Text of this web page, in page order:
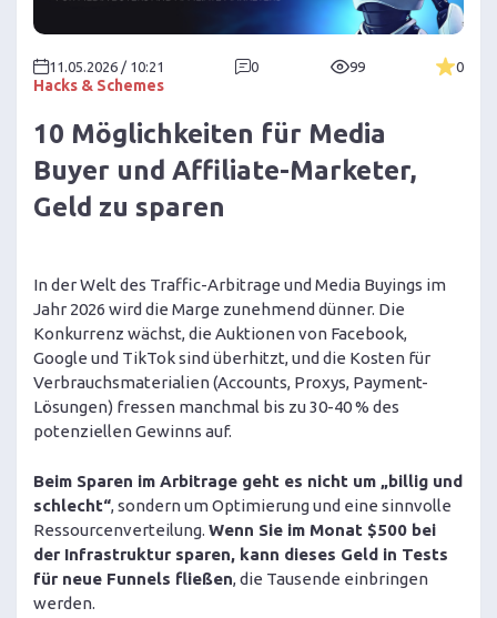
Hacks & Schemes
11.05.2026 / 10:21 0 99 0
10 Möglichkeiten für Media
Buyer und Affiliate-Marketer,
Geld zu sparen
In der Welt des Traffic-Arbitrage und Media Buyings im
Jahr 2026 wird die Marge zunehmend dünner. Die
Konkurrenz wächst, die Auktionen von Facebook,
Google und TikTok sind überhitzt, und die Kosten für
Verbrauchsmaterialien (Accounts, Proxys, Payment-
Lösungen) fressen manchmal bis zu 30-40 % des
potenziellen Gewinns auf.
Beim Sparen im Arbitrage geht es nicht um „billig und
schlecht“, sondern um Optimierung und eine sinnvolle
Ressourcenverteilung. Wenn Sie im Monat $500 bei
der Infrastruktur sparen, kann dieses Geld in Tests
für neue Funnels fließen, die Tausende einbringen
werden.